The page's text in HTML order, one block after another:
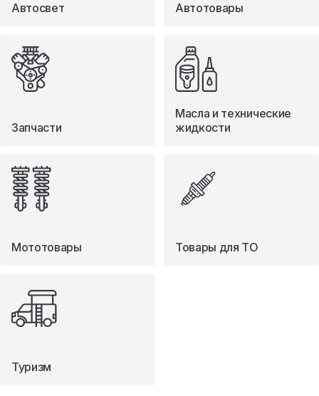
Автосвет Автотовары
Запчасти
Масла и технические
жидкости
Мототовары Товары для ТО
Туризм